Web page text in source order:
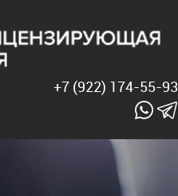
+7 (922) 174-55-93